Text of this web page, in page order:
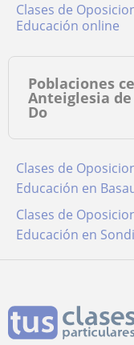
Clases de Oposiciones
Educación online
Poblaciones
Anteiglesia
Do
Clases de
Educación en
Clases de
Educación en